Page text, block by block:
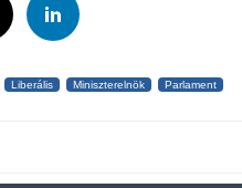
Liberális Miniszterelnök Parlament